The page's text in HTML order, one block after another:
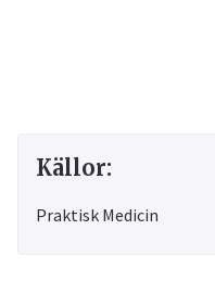
Källor:
Praktisk Medicin